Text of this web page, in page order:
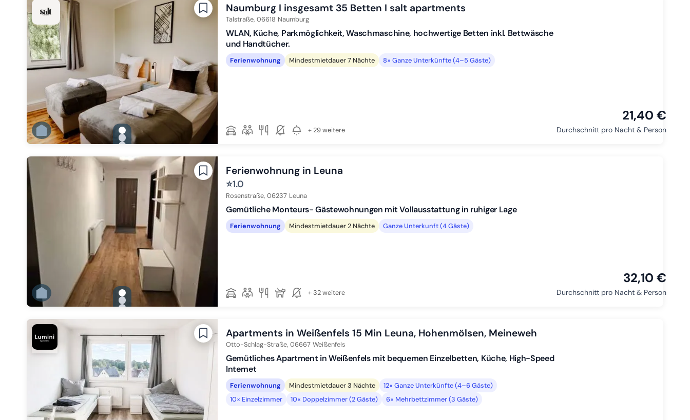
Zu Slide 5 wechseln
Zu Slide 6 wechseln
gallery.slide_selector
Zu Slide 1 wechseln
Zu Slide 2 wechseln
Zu Slide 4 wechseln
Zu Slide 5 wechseln
Zu Slide 6 wechseln
Naumburg I insgesamt 35 Betten I salt apartments
Talstraße, 06618 Naumburg
WLAN, Küche, Parkmöglichkeit, Waschmaschine, hochwertige Betten inkl. Bettwäsche
und Handtücher.
Ferienwohnung Mindestmietdauer 7 Nächte 8× Ganze Unterkünfte (4–5 Gäste)
+ 29 weitere
21,40 €
Durchschnitt pro Nacht & Person
gallery.slide_selector
Zu Slide 1 wechseln
Zu Slide 2 wechseln
Zu Slide 6 wechseln
Ferienwohnung in Leuna
⭐1.0
Rosenstraße, 06237 Leuna
Gemütliche Monteurs- Gästewohnungen mit Vollausstattung in ruhiger Lage
Ferienwohnung Mindestmietdauer 2 Nächte Ganze Unterkunft (4 Gäste)
+ 32 weitere
32,10 €
Durchschnitt pro Nacht & Person
Apartments in Weißenfels 15 Min Leuna, Hohenmölsen, Meineweh
Otto-Schlag-Straße, 06667 Weißenfels
Gemütliches Apartment in Weißenfels mit bequemen Einzelbetten, Küche, High-Speed
Internet
Ferienwohnung Mindestmietdauer 3 Nächte
12× Ganze Unterkünfte (4–6 Gäste)
10× Einzelzimmer
10× Doppelzimmer (2 Gäste) 6× Mehrbettzimmer (3 Gäste)